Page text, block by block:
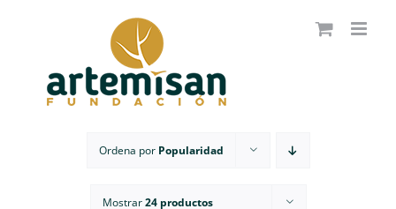
Ordena por Popularidad
Mostrar24 productos